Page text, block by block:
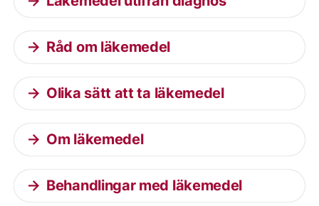
Råd om läkemedel
Olika sätt att ta läkemedel
Om läkemedel
Behandlingar med läkemedel